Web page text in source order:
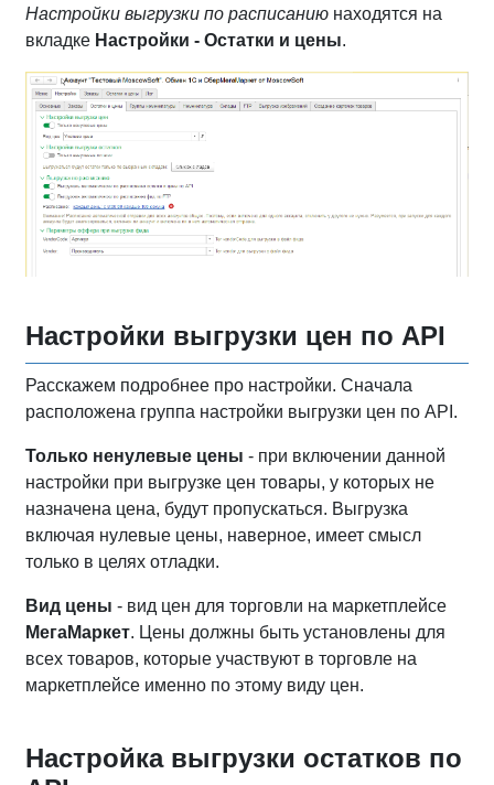
Настройки выгрузки по расписанию находятся на
вкладке Настройки - Остатки и цены.
Настройки выгрузки цен по API
Расскажем подробнее про настройки. Сначала
расположена группа настройки выгрузки цен по API.
Только ненулевые цены - при включении данной
настройки при выгрузке цен товары, у которых не
назначена цена, будут пропускаться. Выгрузка
включая нулевые цены, наверное, имеет смысл
только в целях отладки.
Вид цены - вид цен для торговли на маркетплейсе
МегаМаркет. Цены должны быть установлены для
всех товаров, которые участвуют в торговле на
маркетплейсе именно по этому виду цен.
Настройка выгрузки остатков по